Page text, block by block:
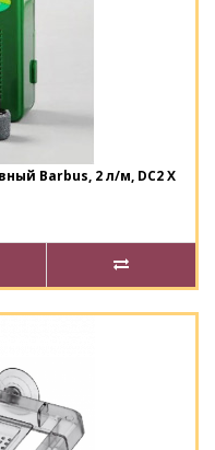
Barbus, 2 л/м, DC2 X